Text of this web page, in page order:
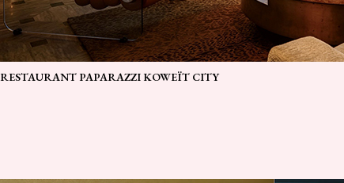
RESTAURANT PAPARAZZI KOWEÏT CITY